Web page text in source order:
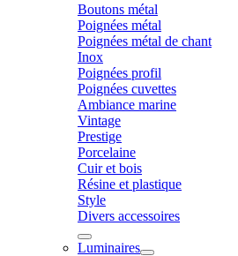
Boutons métal
Poignées métal
Poignées métal de chant
Inox
Poignées profil
Poignées cuvettes
Ambiance marine
Vintage
Prestige
Porcelaine
Cuir et bois
Résine et plastique
Style
Divers accessoires
Luminaires